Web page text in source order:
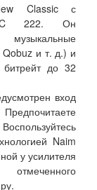
Classic с
222. Он
и т. д.) и
битрейт до 32
вход
Naim
у усилителя